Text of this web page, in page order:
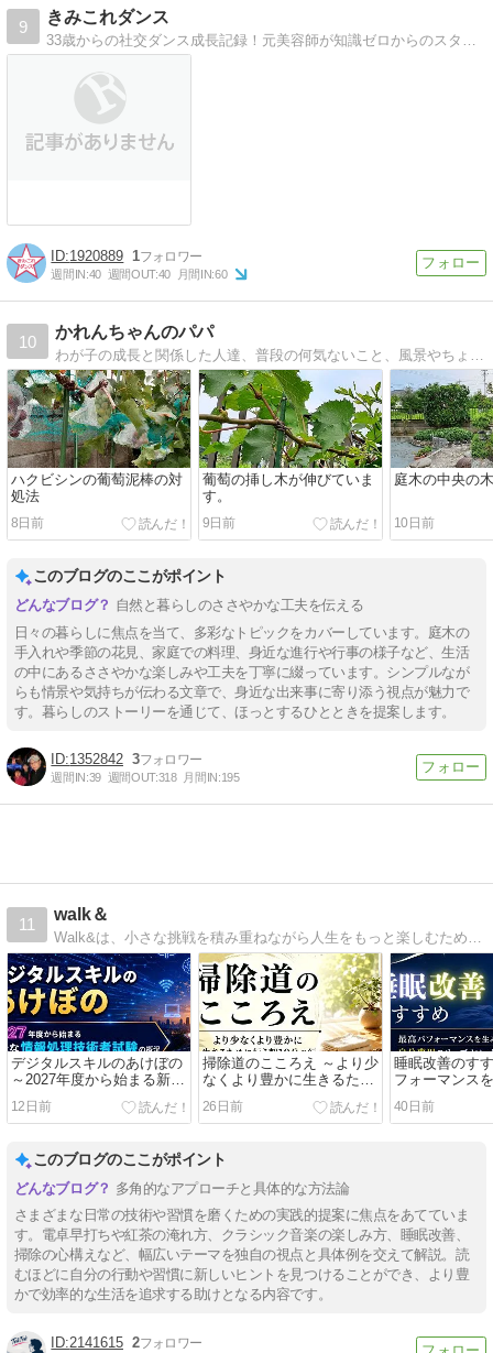
9
きみこれダンス
1920889 1
週間IN:40 週間OUT:40 月間IN:60
10
かれんちゃんのパパ
ハクビシンの葡萄泥棒の対
処法
8日前
葡萄の挿し木が伸びていま
す。
9日前
庭木の中央の
10日前
このブログのここがポイント
自然と暮らしのささやかな工夫を伝える
日々の暮らしに焦点を当て、多彩なトピックをカバーしています。庭木の
手入れや季節の花見、家庭での料理、身近な進行や行事の様子など、生活
の中にあるささやかな楽しみや工夫を丁寧に綴っています。シンプルなが
らも情景や気持ちが伝わる文章で、身近な出来事に寄り添う視点が魅力で
す。暮らしのストーリーを通じて、ほっとするひとときを提案します。
1352842 3
週間IN:39 週間OUT:318 月間IN:195
11
walk＆
Walk&は、小さな挑戦を積み重ねながら人生をもっと楽しむためのチャレンジブログです。電卓トレーニング、資格取得、健康習慣、ガジェットレビューなど、実際に試した体験を等身大で発信しています。
デジタルスキルのあけぼの
～2027年度から始まる新た
な情報処理技術者試験の概
況～
12日前
掃除道のこころえ ～より少
なくより豊かに生きるため
に行う朝10分の行～
26日前
睡眠改善のす
フォーマンス
分専用スリー
40日前
このブログのここがポイント
多角的なアプローチと具体的な方法論
さまざまな日常の技術や習慣を磨くための実践的提案に焦点をあてていま
す。電卓早打ちや紅茶の淹れ方、クラシック音楽の楽しみ方、睡眠改善、
掃除の心構えなど、幅広いテーマを独自の視点と具体例を交えて解説。読
むほどに自分の行動や習慣に新しいヒントを見つけることができ、より豊
かで効率的な生活を追求する助けとなる内容です。
2141615 2